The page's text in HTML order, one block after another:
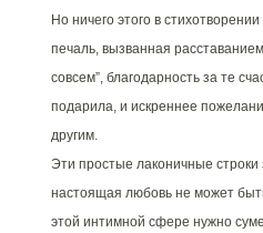
Но ничего этого в
печаль, вызванная
совсем”, благодарность за те
подарила, и искреннее
другим.
Эти простые лаконичные строки
настоящая любовь не может
этой интимной сфере нужно